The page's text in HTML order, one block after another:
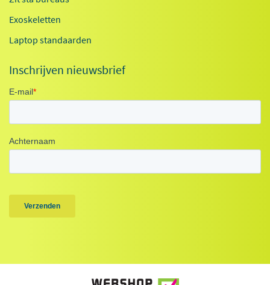
Exoskeletten
Laptop standaarden
Inschrijven nieuwsbrief